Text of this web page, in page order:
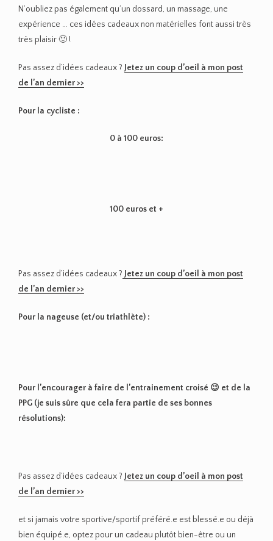
N’oubliez pas également qu’un dossard, un massage, une
expérience … ces idées cadeaux non matérielles font aussi très
très plaisir 🙂 !
Pas assez d’idées cadeaux ? Jetez un coup d’oeil à mon post
de l’an dernier >>
Pour la cycliste :
0 à 100 euros:
100 euros et +
Pas assez d’idées cadeaux ? Jetez un coup d’oeil à mon post
de l’an dernier >>
Pour la nageuse (et/ou triathlète) :
Pour l’encourager à faire de l’entrainement croisé 😉 et de la
PPG (je suis sûre que cela fera partie de ses bonnes
résolutions):
Pas assez d’idées cadeaux ? Jetez un coup d’oeil à mon post
de l’an dernier >>
et si jamais votre sportive/sportif préféré.e est blessé.e ou déjà
bien équipé.e, optez pour un cadeau plutôt bien-être ou un